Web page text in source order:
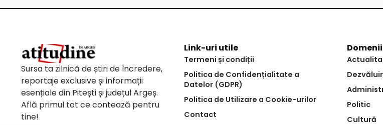
Sursa ta zilnică de știri de încredere,
reportaje exclusive și informații
esențiale din Pitești și județul Argeș.
Află primul tot ce contează pentru
tine!
Link-uri utile
Termeni și condiții
Politica de Confidențialitate a
Datelor (GDPR)
Politica de Utilizare a Cookie-urilor
Contact
Domenii
Politic
Cultură